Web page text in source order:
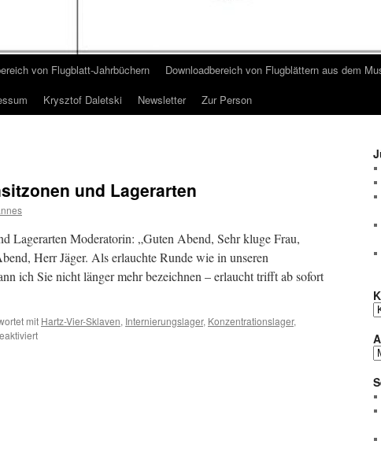
von Flugblatt-Jahrbüchern
Downloadbereich von Flugblättern aus dem
Krysztof Daletski Newsletter Zur Person
und Lagerarten
Lagerarten Moderatorin: „Guten Abend, Sehr kluge Frau,
Herr Jäger. Als erlauchte Runde wie in unseren
ich Sie nicht länger mehr bezeichnen – erlaucht trifft ab sofort
mit Hartz-Vier-Sklaven, Internierungslager, Konzentrationslager,
für